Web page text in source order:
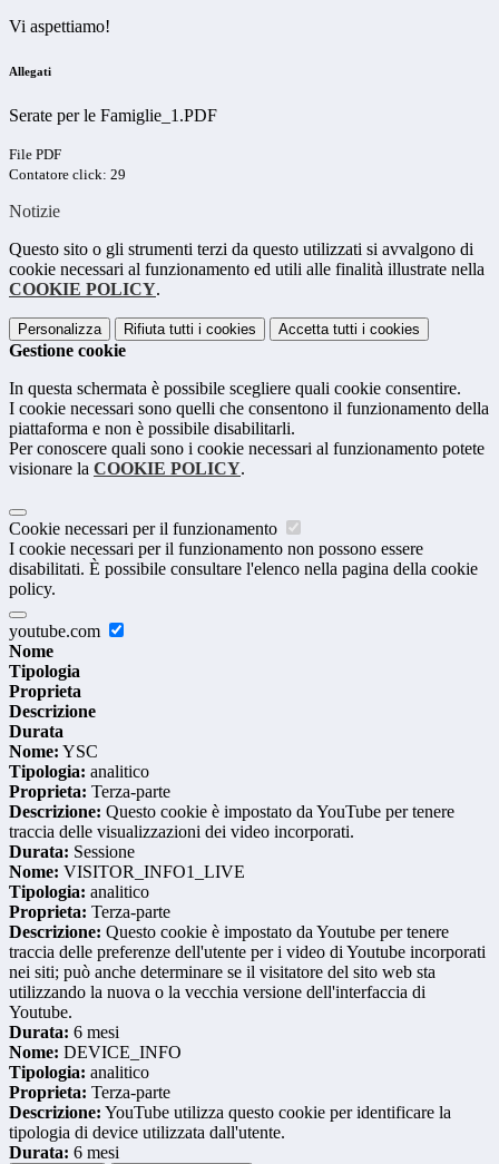
Vi aspettiamo!
Allegati
Serate per le Famiglie_1.PDF
File PDF
Contatore click: 29
Notizie
Questo sito o gli strumenti terzi da questo utilizzati si avvalgono di
cookie necessari al funzionamento ed utili alle finalità illustrate nella
COOKIE POLICY.
Personalizza Rifiuta tutti i cookies Accetta tutti i cookies
Gestione cookie
In questa schermata è possibile scegliere quali cookie consentire.
I cookie necessari sono quelli che consentono il funzionamento della
piattaforma e non è possibile disabilitarli.
Per conoscere quali sono i cookie necessari al funzionamento potete
visionare la COOKIE POLICY.
Cookie necessari per il funzionamento
I cookie necessari per il funzionamento non possono essere
disabilitati. È possibile consultare l'elenco nella pagina della cookie
policy.
youtube.com
Nome
Tipologia
Proprieta
Descrizione
Durata
Nome: YSC
Tipologia: analitico
Proprieta: Terza-parte
Descrizione: Questo cookie è impostato da YouTube per tenere
traccia delle visualizzazioni dei video incorporati.
Durata: Sessione
Nome: VISITOR_INFO1_LIVE
Tipologia: analitico
Proprieta: Terza-parte
Descrizione: Questo cookie è impostato da Youtube per tenere
traccia delle preferenze dell'utente per i video di Youtube incorporati
nei siti; può anche determinare se il visitatore del sito web sta
utilizzando la nuova o la vecchia versione dell'interfaccia di
Youtube.
Durata: 6 mesi
Nome: DEVICE_INFO
Tipologia: analitico
Proprieta: Terza-parte
Descrizione: YouTube utilizza questo cookie per identificare la
tipologia di device utilizzata dall'utente.
Durata: 6 mesi